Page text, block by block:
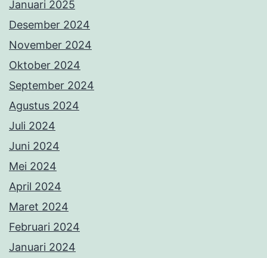
Januari 2025
Desember 2024
November 2024
Oktober 2024
September 2024
Agustus 2024
Juli 2024
Juni 2024
Mei 2024
April 2024
Maret 2024
Februari 2024
Januari 2024